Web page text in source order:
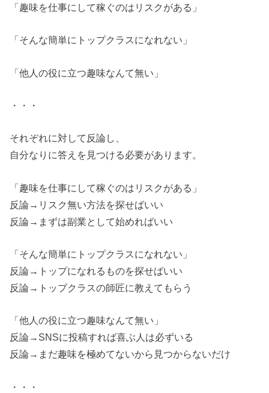
「趣味を仕事にして稼ぐのはリスクがある」
「そんな簡単にトップクラスになれない」
「他人の役に立つ趣味なんて無い」
・・・
それぞれに対して反論し、
自分なりに答えを見つける必要があります。
「趣味を仕事にして稼ぐのはリスクがある」
反論→リスク無い方法を探せばいい
反論→まずは副業として始めればいい
「そんな簡単にトップクラスになれない」
反論→トップになれるものを探せばいい
反論→トップクラスの師匠に教えてもらう
「他人の役に立つ趣味なんて無い」
反論→SNSに投稿すれば喜ぶ人は必ずいる
反論→まだ趣味を極めてないから見つからないだけ
・・・